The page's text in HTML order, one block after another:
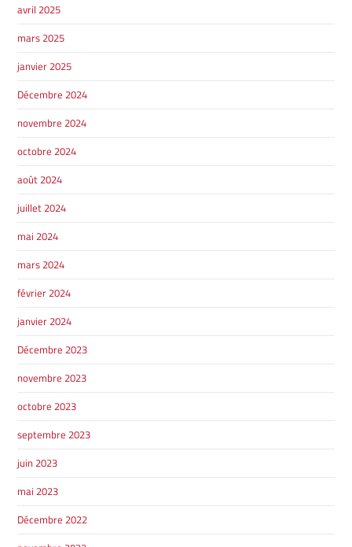
avril 2025
mars 2025
janvier 2025
Décembre 2024
novembre 2024
octobre 2024
août 2024
juillet 2024
mai 2024
mars 2024
février 2024
janvier 2024
Décembre 2023
novembre 2023
octobre 2023
septembre 2023
juin 2023
mai 2023
Décembre 2022
SHERBROOKE
DRUMMONDVILLE
ST-HYACINTHE